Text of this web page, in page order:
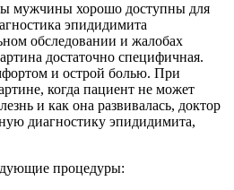
мужчины хорошо доступны для
эпидидимита
обследовании и жалобах
достаточно специфичная.
и острой болью. При
когда пациент не может
и как она развивалась, доктор
диагностику эпидидимита,
процедуры: